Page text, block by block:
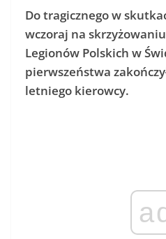
Do tragicznego w
wczoraj na
Legionów Polskich w
pierwszeństwa
letniego kierowcy.